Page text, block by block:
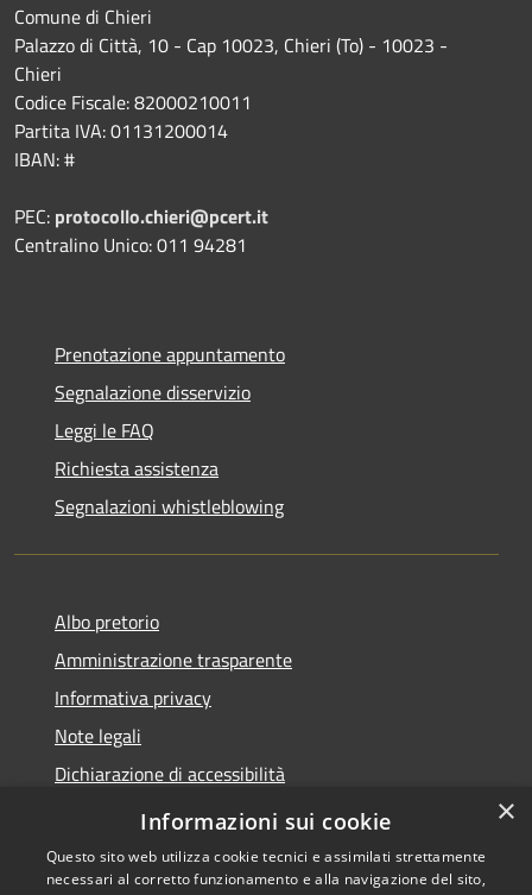
Comune di Chieri
Palazzo di Città, 10 - Cap 10023, Chieri (To) - 10023 -
Chieri
Codice Fiscale: 82000210011
Partita IVA: 01131200014
IBAN: #
PEC: protocollo.chieri@pcert.it
Centralino Unico: 011 94281
Prenotazione appuntamento
Segnalazione disservizio
Leggi le FAQ
Richiesta assistenza
Segnalazioni whistleblowing
Albo pretorio
Amministrazione trasparente
Informativa privacy
Note legali
Dichiarazione di accessibilità
Meccanismo di Feedback
×
Informazioni sui cookie
Questo sito web utilizza cookie tecnici e assimilati strettamente
necessari al corretto funzionamento e alla navigazione del sito,